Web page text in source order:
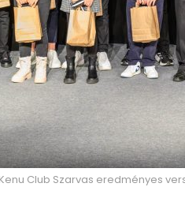
Club Szarvas eredményes